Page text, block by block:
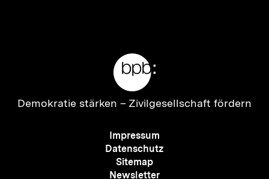
Zur
Demokratie stärken – Zivilgesellschaft fördern
Meta-
Navigation
Impressum
Datenschutz
Sitemap
Newsletter